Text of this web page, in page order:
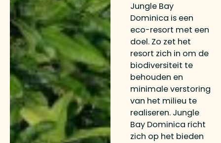
Jungle Bay
Dominica is een
eco-resort met een
doel. Zo zet het
resort zich in om de
biodiversiteit te
behouden en
minimale verstoring
van het milieu te
realiseren. Jungle
Bay Dominica richt
zich op het bieden